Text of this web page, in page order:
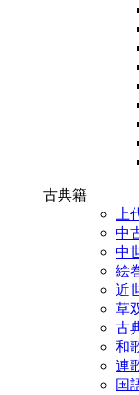
古典籍
上
中
中
絵
近
草
古
和
連
国